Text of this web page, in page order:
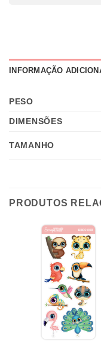
INFORMAÇÃO
PESO
DIMENSÕES
TAMANHO
PRODUTOS